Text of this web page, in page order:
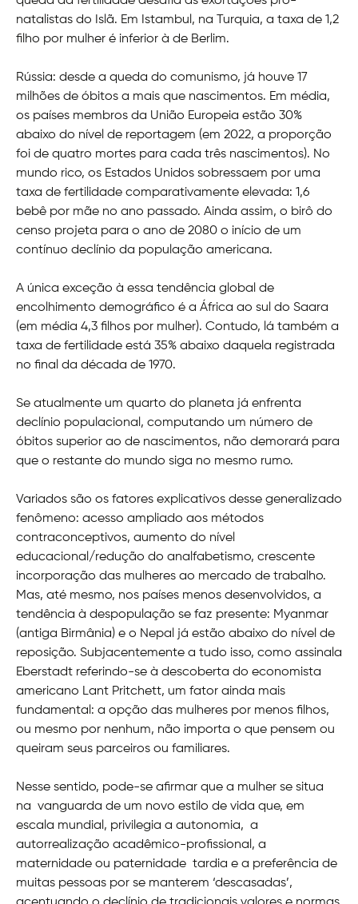
natalistas do Islã. Em Istambul, na Turquia, a taxa de 1,2
filho por mulher é inferior à de Berlim.
Rússia: desde a queda do comunismo, já houve 17
milhões de óbitos a mais que nascimentos. Em média,
os países membros da União Europeia estão 30%
abaixo do nível de reportagem (em 2022, a proporção
foi de quatro mortes para cada três nascimentos). No
mundo rico, os Estados Unidos sobressaem por uma
taxa de fertilidade comparativamente elevada: 1,6
bebê por mãe no ano passado. Ainda assim, o birô do
censo projeta para o ano de 2080 o início de um
contínuo declínio da população americana.
A única exceção à essa tendência global de
encolhimento demográfico é a África ao sul do Saara
(em média 4,3 filhos por mulher). Contudo, lá também a
taxa de fertilidade está 35% abaixo daquela registrada
no final da década de 1970.
Se atualmente um quarto do planeta já enfrenta
declínio populacional, computando um número de
óbitos superior ao de nascimentos, não demorará para
que o restante do mundo siga no mesmo rumo.
Variados são os fatores explicativos desse generalizado
fenômeno: acesso ampliado aos métodos
contraconceptivos, aumento do nível
educacional/redução do analfabetismo, crescente
incorporação das mulheres ao mercado de trabalho.
Mas, até mesmo, nos países menos desenvolvidos, a
tendência à despopulação se faz presente: Myanmar
(antiga Birmânia) e o Nepal já estão abaixo do nível de
reposição. Subjacentemente a tudo isso, como assinala
Eberstadt referindo-se à descoberta do economista
americano Lant Pritchett, um fator ainda mais
fundamental: a opção das mulheres por menos filhos,
ou mesmo por nenhum, não importa o que pensem ou
queiram seus parceiros ou familiares.
Nesse sentido, pode-se afirmar que a mulher se situa
na vanguarda de um novo estilo de vida que, em
escala mundial, privilegia a autonomia, a
autorrealização acadêmico-profissional, a
maternidade ou paternidade tardia e a preferência de
muitas pessoas por se manterem ‘descasadas’,